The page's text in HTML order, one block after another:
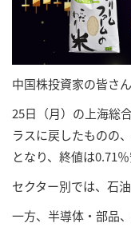
中国株投資家の皆さ
25日（月）の上海総
ラスに戻したものの
となり、終値は0.71
セクター別では、石
一方、半導体・部品